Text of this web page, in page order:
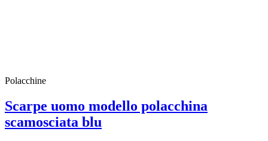
Polacchine
Scarpe uomo modello polacchina
scamosciata blu